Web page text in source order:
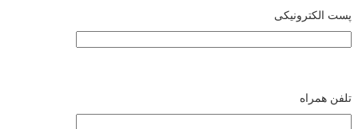
پست الکترونیکی
تلفن همراه